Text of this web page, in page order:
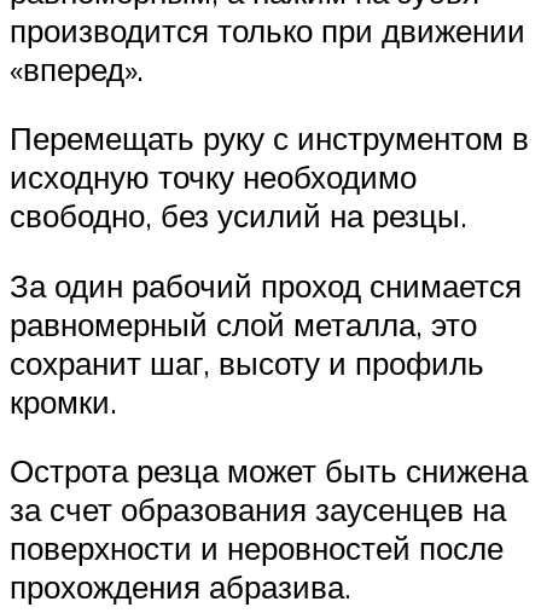
производится только при движении
«вперед».
Перемещать руку с инструментом в
исходную точку необходимо
свободно, без усилий на резцы.
За один рабочий проход снимается
равномерный слой металла, это
сохранит шаг, высоту и профиль
кромки.
Острота резца может быть снижена
за счет образования заусенцев на
поверхности и неровностей после
прохождения абразива.